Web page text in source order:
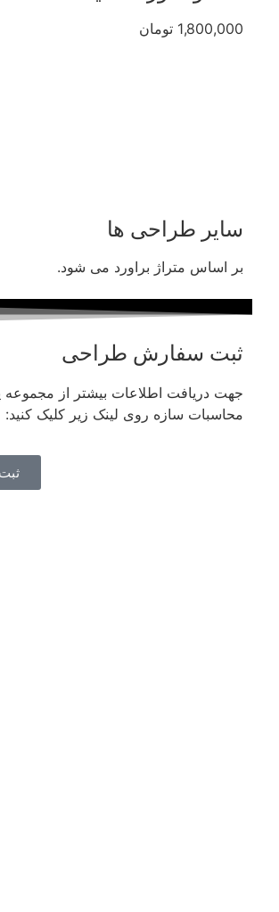
1,800,000 تومان
سایر طراحی ها
بر اساس متراژ براورد می شود.
ثبت سفارش طراحی
جهت دریافت اطلاعات بیشتر از
محاسبات سازه روی لینک زیر کلیک کنید: